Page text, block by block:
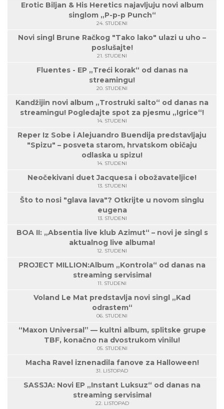
Erotic Biljan & His Heretics najavljuju novi album
singlom „P-p-p Punch“
24. STUDENI
Novi singl Brune Račkog "Tako lako" ulazi u uho –
poslušajte!
21. STUDENI
Fluentes - EP „Treći korak“ od danas na
streamingu!
20. STUDENI
Kandžijin novi album „Trostruki salto“ od danas na
streamingu! Pogledajte spot za pjesmu „Igrice“!
14. STUDENI
Reper Iz Sobe i Alejuandro Buendija predstavljaju
"Spizu" – posveta starom, hrvatskom običaju
odlaska u spizu!
14. STUDENI
Neočekivani duet Jacquesa i obožavateljice!
13. STUDENI
Što to nosi "glava lava"? Otkrijte u novom singlu
eugena
13. STUDENI
BOA II: „Absentia live klub Azimut“ – novi je singl s
aktualnog live albuma!
12. STUDENI
PROJECT MILLION:Album „Kontrola“ od danas na
streaming servisima!
11. STUDENI
Voland Le Mat predstavlja novi singl „Kad
odrastem“
06. STUDENI
“Maxon Universal” — kultni album, splitske grupe
TBF, konačno na dvostrukom vinilu!
05. STUDENI
Macha Ravel iznenadila fanove za Halloween!
31. LISTOPAD
SASSJA: Novi EP „Instant Luksuz“ od danas na
streaming servisima!
22. LISTOPAD